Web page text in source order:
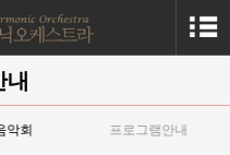
내
악회 프로그램안내